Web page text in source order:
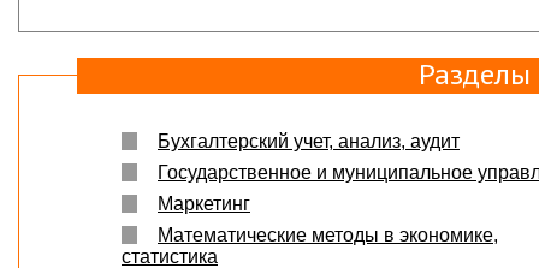
Бухгалтерский учет, анализ, аудит
Государственное и муниципальное
Маркетинг
Математические методы в экономике,
статистика